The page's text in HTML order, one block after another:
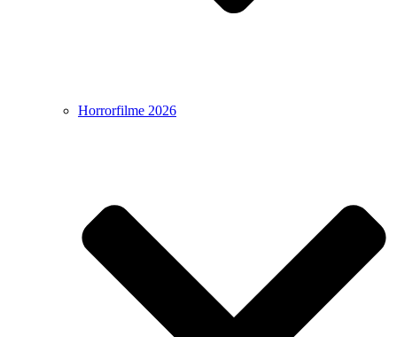
Horrorfilme 2026